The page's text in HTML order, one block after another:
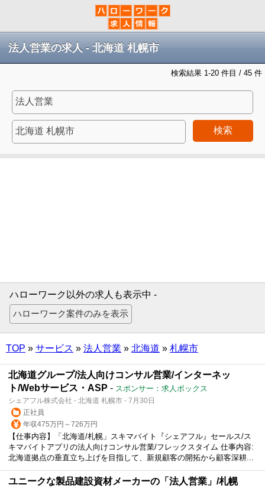
法人営業の求人 - 北海道 札幌市
検索結果 1-20 件目 / 45 件
検索
ハローワーク以外の求人も表示中 -
TOP » サービス » 法人営業 » 北海道 » 札幌市
北海道グループ/法人向けコンサル営業/インターネッ
ト/Webサービス・ASP - スポンサー：求人ボックス
シェアフル株式会社 - 北海道 札幌市 - 7月30日
正社員
年収475万円～726万円
【仕事内容】「北海道/札幌」スキマバイト『シェアフル』セールス/ス
キマバイトアプリの法人向けコンサル営業/フレックスタイム 仕事内容:
北海道拠点の垂直立ち上げを目指して、新規顧客の開拓から顧客深耕...
ユニークな製品建設資材メーカーの「法人営業」/札幌